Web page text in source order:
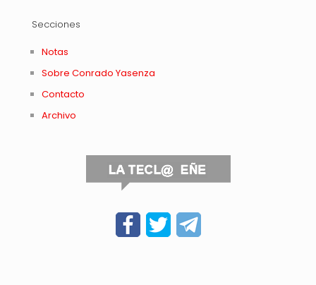
Secciones
Notas
Sobre Conrado Yasenza
Contacto
Archivo